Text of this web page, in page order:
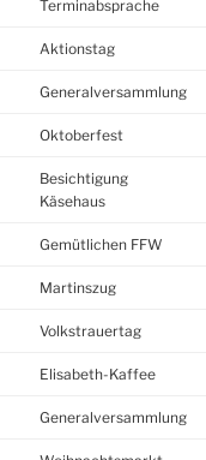
Terminabsprache
Aktionstag
Generalversammlung
Oktoberfest
Besichtigung
Käsehaus
Gemütlichen FFW
Martinszug
Volkstrauertag
Elisabeth-Kaffee
Generalversammlung